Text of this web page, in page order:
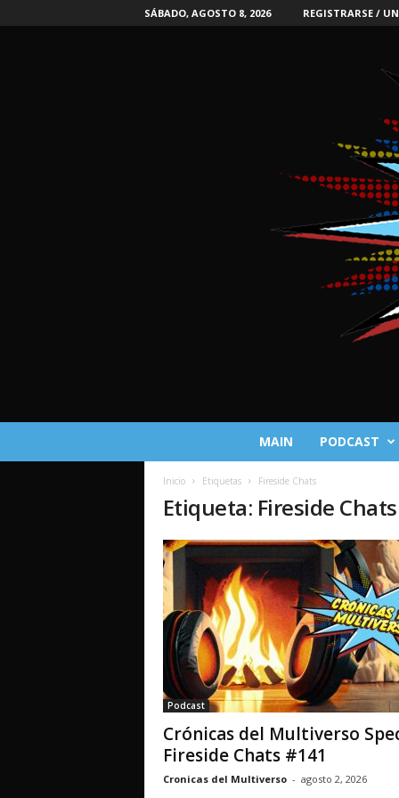
SÁBADO, AGOSTO 8, 2026 REGISTRARSE /
MAIN PODCAST
Inicio Etiquetas Fireside Chats
Etiqueta: Fireside Chats
Podcast
Crónicas del Multiverso
Fireside Chats #141
Cronicas del Multiverso - agosto 2, 2026